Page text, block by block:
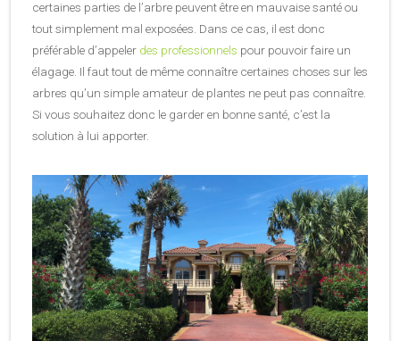
certaines parties de l’arbre peuvent être en mauvaise santé ou
tout simplement mal exposées. Dans ce cas, il est donc
préférable d’appeler des professionnels pour pouvoir faire un
élagage. Il faut tout de même connaître certaines choses sur les
arbres qu’un simple amateur de plantes ne peut pas connaître.
Si vous souhaitez donc le garder en bonne santé, c’est la
solution à lui apporter.